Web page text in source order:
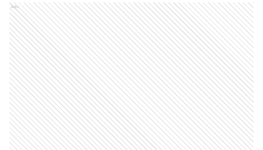
Ads